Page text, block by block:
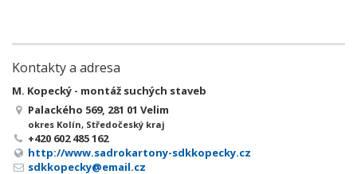
Kontakty a adresa
M. Kopecký - montáž suchých staveb
Palackého 569, 281 01 Velim
okres Kolín, Středočeský kraj
+420 602 485 162
http://www.sadrokartony-sdkkopecky.cz
sdkkopecky@email.cz